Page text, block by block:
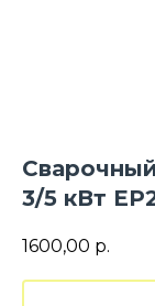
3/5 кВт
1600,00 р.